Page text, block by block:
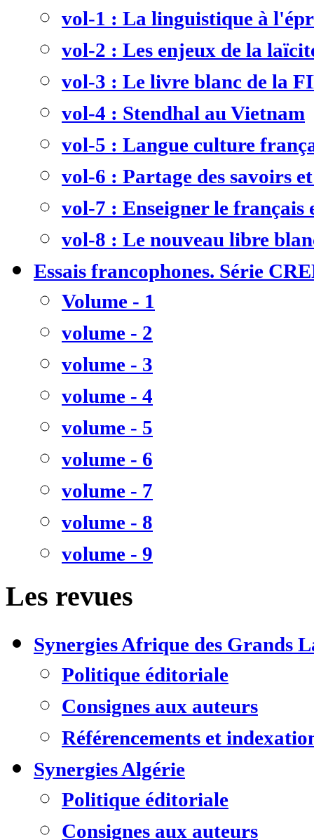
vol-1 : La linguistique à
vol-2 : Les enjeux de la
vol-3 : Le livre blanc de la
vol-4 : Stendhal au Vietnam
vol-5 : Langue culture
vol-6 : Partage des savoirs
vol-7 : Enseigner le
vol-8 : Le nouveau libre
Essais francophones. Série
Volume - 1
volume - 2
volume - 3
volume - 4
volume - 5
volume - 6
volume - 7
volume - 8
volume - 9
Les revues
Synergies Afrique des Grands
Politique éditoriale
Consignes aux auteurs
Référencements et
Synergies Algérie
Politique éditoriale
Consignes aux auteurs